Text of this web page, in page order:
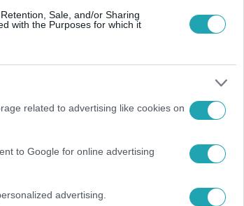
Sale, and/or Sharing
with the Purposes for which it
related to advertising like cookies on
to Google for online advertising
advertising.